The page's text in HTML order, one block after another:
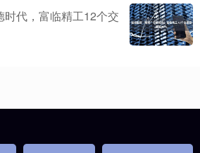
时代，富临精工12个交